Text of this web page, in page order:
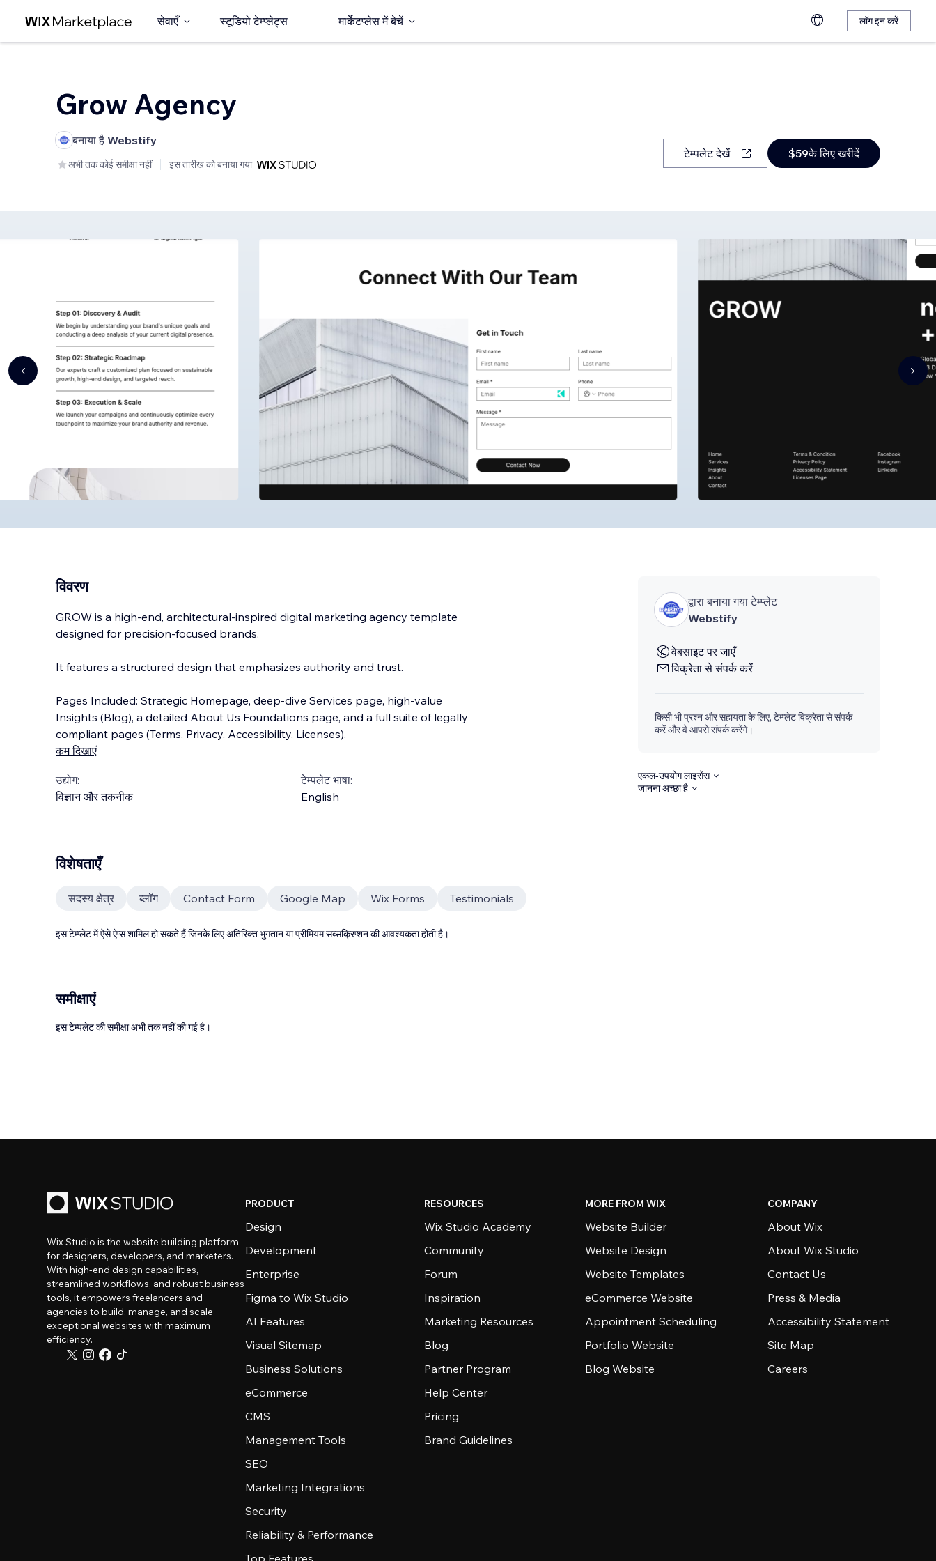
सेवाएँ स्टूडियो टेम्प्लेट्स मार्केटप्लेस में बेचें लॉग इन करें
Grow Agency
बनाया है Webstify
अभी तक कोई समीक्षा नहीं इस तारीख को बनाया गया
टेम्पलेट देखें $59के लिए खरीदें
विवरण
GROW is a high-end, architectural-inspired digital marketing agency template
designed for precision-focused brands.
It features a structured design that emphasizes authority and trust.
Pages Included: Strategic Homepage, deep-dive Services page, high-value
Insights (Blog), a detailed About Us Foundations page, and a full suite of legally
compliant pages (Terms, Privacy, Accessibility, Licenses).
कम दिखाएं
उद्योग:
विज्ञान और तकनीक
टेम्पलेट भाषा:
English
द्वारा बनाया गया टेम्प्लेट
Webstify
वेबसाइट पर जाएँ
विक्रेता से संपर्क करें
किसी भी प्रश्न और सहायता के लिए, टेम्प्लेट विक्रेता से संपर्क
करें और वे आपसे संपर्क करेंगे।
एकल-उपयोग लाइसेंस
जानना अच्छा है
विशेषताएँ
सदस्य क्षेत्र ब्लॉग Contact Form Google Map Wix Forms Testimonials
इस टेम्प्लेट में ऐसे ऐप्स शामिल हो सकते हैं जिनके लिए अतिरिक्त भुगतान या प्रीमियम सब्सक्रिप्शन की आवश्यकता होती है।
समीक्षाएं
इस टेम्पलेट की समीक्षा अभी तक नहीं की गई है।
Wix Studio is the website building platform
for designers, developers, and marketers.
With high-end design capabilities,
streamlined workflows, and robust business
tools, it empowers freelancers and
agencies to build, manage, and scale
exceptional websites with maximum
efficiency.
PRODUCT
Design
Development
Enterprise
Figma to Wix Studio
AI Features
Visual Sitemap
Business Solutions
eCommerce
CMS
Management Tools
SEO
Marketing Integrations
Security
Reliability & Performance
Top Features
RESOURCES
Wix Studio Academy
Community
Forum
Inspiration
Marketing Resources
Blog
Partner Program
Help Center
Pricing
Brand Guidelines
MORE FROM WIX
Website Builder
Website Design
Website Templates
eCommerce Website
Appointment Scheduling
Portfolio Website
Blog Website
COMPANY
About Wix
About Wix Studio
Contact Us
Press & Media
Accessibility Statement
Site Map
Careers